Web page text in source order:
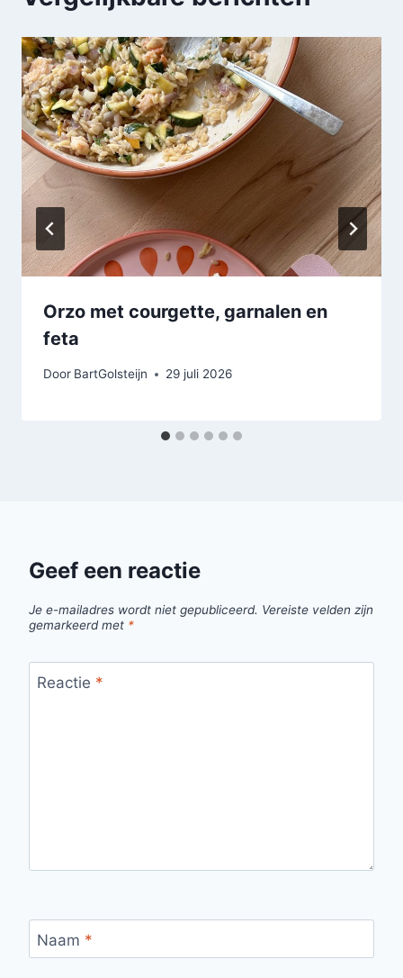
Orzo met courgette, garnalen en
feta
Door BartGolsteijn 29 juli 2026
Geef een reactie
Je e-mailadres wordt niet gepubliceerd. Vereiste velden zijn
gemarkeerd met *
Reactie *
Naam *